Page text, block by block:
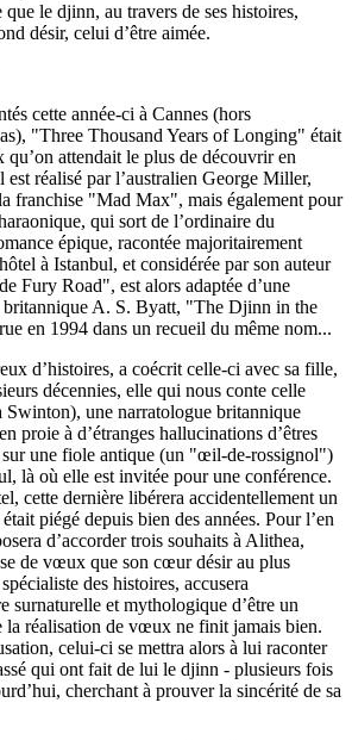
que le djinn, au travers de ses histoires,
désir, celui d’être aimée.
cette année-ci à Cannes (hors
"Three Thousand Years of Longing" était
qu’on attendait le plus de découvrir en
est réalisé par l’australien George Miller,
franchise "Mad Max", mais également pour
qui sort de l’ordinaire du
épique, racontée majoritairement
à Istanbul, et considérée par son auteur
Fury Road", est alors adaptée d’une
britannique A. S. Byatt, "The Djinn in the
en 1994 dans un recueil du même nom...
d’histoires, a coécrit celle-ci avec sa fille,
décennies, elle qui nous conte celle
une narratologue britannique
proie à d’étranges hallucinations d’êtres
sur une fiole antique (un "œil-de-rossignol")
là où elle est invitée pour une conférence.
cette dernière libérera accidentellement un
piégé depuis bien des années. Pour l’en
d’accorder trois souhaits à Alithea,
de vœux que son cœur désir au plus
des histoires, accusera
surnaturelle et mythologique d’être un
la réalisation de vœux ne finit jamais bien.
celui-ci se mettra alors à lui raconter
qui ont fait de lui le djinn - plusieurs fois
cherchant à prouver la sincérité de sa